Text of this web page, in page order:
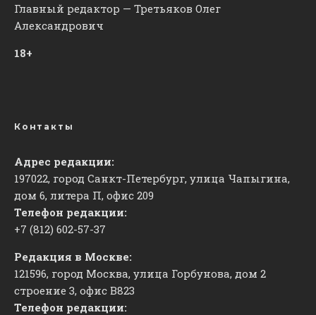
Главный редактор — Третьяков Олег
Александрович
18+
Контакты
Адрес редакции:
197022, город Санкт-Петербург, улица Чапыгина,
дом 6, литера П, офис 209
Телефон редакции:
+7 (812) 602-57-37
Редакция в Москве:
121596, город Москва, улица Горбунова, дом 2
строение 3, офис ​В823
Телефон редакции: